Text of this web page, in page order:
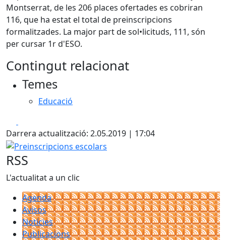
Montserrat, de les 206 places ofertades es cobriran
116, que ha estat el total de preinscripcions
formalitzades. La major part de sol•licituds, 111, són
per cursar 1r d'ESO.
Contingut relacionat
Temes
Educació
Darrera actualització: 2.05.2019 | 17:04
Preinscripcions escolars
RSS
L'actualitat a un clic
Agenda
Avisos
Notícies
Publicacions